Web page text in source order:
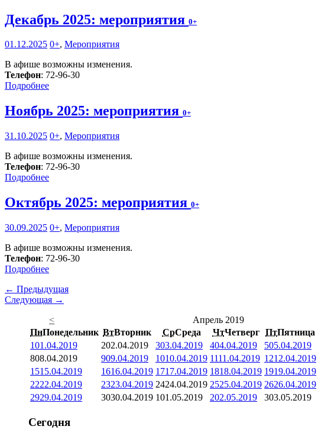
Декабрь 2025: мероприятия 0+
01.12.2025 0+, Мероприятия
В афише возможны изменения.
Телефон: 72-96-30
Подробнее
Ноябрь 2025: мероприятия 0+
31.10.2025 0+, Мероприятия
В афише возможны изменения.
Телефон: 72-96-30
Подробнее
Октябрь 2025: мероприятия 0+
30.09.2025 0+, Мероприятия
В афише возможны изменения.
Телефон: 72-96-30
Подробнее
← Предыдущая
Следующая →
<
Апрель 2019
ПнПонедельник ВтВторник СрСреда ЧтЧетверг ПтПятница
101.04.2019 202.04.2019 303.04.2019 404.04.2019 505.04.2019
808.04.2019 909.04.2019 1010.04.2019 1111.04.2019 1212.04.2019
1515.04.2019 1616.04.2019 1717.04.2019 1818.04.2019 1919.04.2019
2222.04.2019 2323.04.2019 2424.04.2019 2525.04.2019 2626.04.2019
2929.04.2019 3030.04.2019 101.05.2019 202.05.2019 303.05.2019
Сегодня